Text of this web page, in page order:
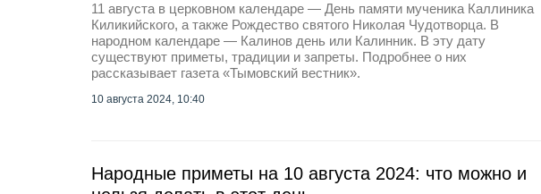
11 августа в церковном календаре — День памяти мученика Каллиника
Киликийского, а также Рождество святого Николая Чудотворца. В
народном календаре — Калинов день или Калинник. В эту дату
существуют приметы, традиции и запреты. Подробнее о них
рассказывает газета «Тымовский вестник».
10 августа 2024, 10:40
Народные приметы на 10 августа 2024: что можно и